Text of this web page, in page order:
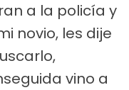
a la policía y
novio, les dije
vino a